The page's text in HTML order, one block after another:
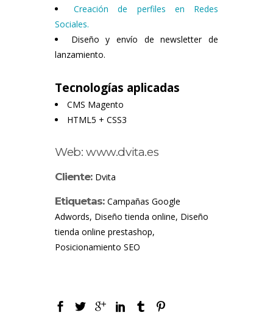
Creación de perfiles en Redes
Sociales.
Diseño y envío de newsletter de
lanzamiento.
Tecnologías aplicadas
CMS Magento
HTML5 + CSS3
Web: www.dvita.es
Cliente: Dvita
Etiquetas: Campañas Google
Adwords, Diseño tienda online, Diseño
tienda online prestashop,
Posicionamiento SEO